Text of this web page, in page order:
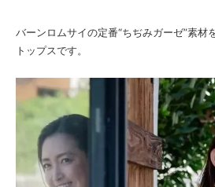
バーンロムサイの定番“ちぢみガーゼ”素材
トップスです。